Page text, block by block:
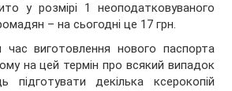
у розмірі 1 неоподатковуваного
– на сьогодні це 17 грн.
час виготовлення нового паспорта
на цей термін про всякий випадок
підготувати декілька ксерокопій